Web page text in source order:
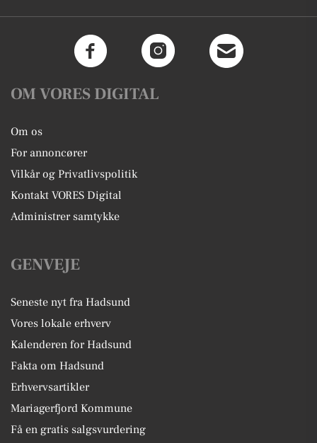
OM VORES DIGITAL
Om os
For annoncører
Vilkår og Privatlivspolitik
Kontakt VORES Digital
Administrer samtykke
GENVEJE
Seneste nyt fra Hadsund
Vores lokale erhverv
Kalenderen for Hadsund
Fakta om Hadsund
Erhvervsartikler
Mariagerfjord Kommune
Få en gratis salgsvurdering